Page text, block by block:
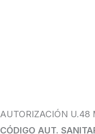
AUTORIZACIÓN U.48
CÓDIGO AUT.